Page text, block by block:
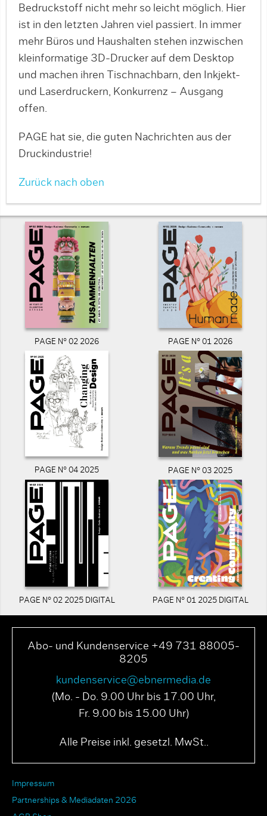
Bedruckstoff nicht mehr so leicht möglich. Hier
ist in den letzten Jahren viel passiert. In immer
mehr Büros und Haushalten stehen inzwischen
kleinformatige 3D-Drucker auf dem Desktop
und machen ihren Tischnachbarn, den Inkjekt-
und Laserdruckern, Konkurrenz – Ausgang
offen.
PAGE hat sie, die guten Nachrichten aus der
Druckindustrie!
Zurück nach oben
PAGE N° 02 2026 PAGE N° 01 2026
PAGE N° 04 2025 PAGE N° 03 2025
PAGE N° 02 2025 DIGITAL PAGE N° 01 2025 DIGITAL
Abo- und Kundenservice +49 731 88005-
8205
kundenservice@ebnermedia.de
(Mo. - Do. 9.00 Uhr bis 17.00 Uhr,
Fr. 9.00 bis 15.00 Uhr)
Alle Preise inkl. gesetzl. MwSt..
Impressum
Partnerships & Mediadaten 2026